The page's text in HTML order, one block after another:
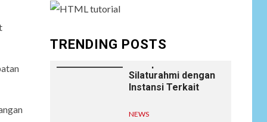
TRENDING POSTS
9
Laksanakan
Anjangsana Untuk
Silaturahmi dengan
Instansi Terkait
NEWS